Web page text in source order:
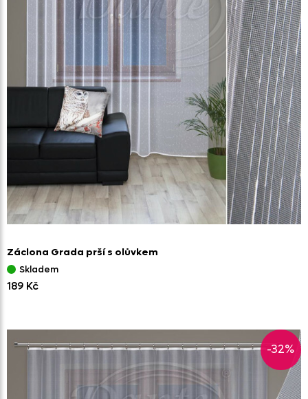
Záclona Grada prší s olůvkem
Skladem
189 Kč
-32%